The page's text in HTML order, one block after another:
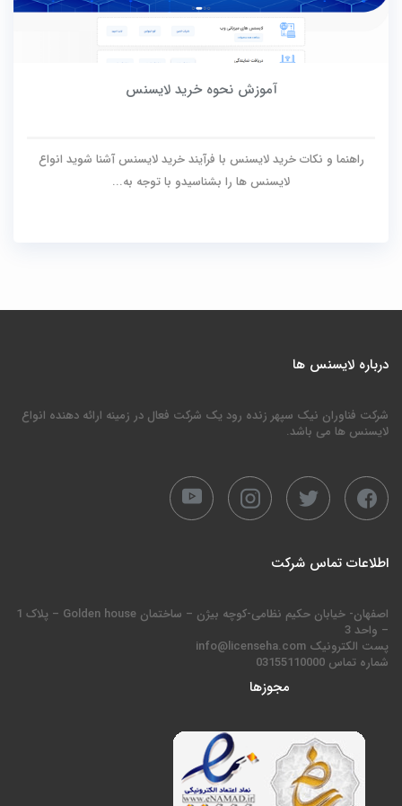
آموزش نحوه خرید لایسنس
راهنما و نکات خرید لایسنس با فرآیند خرید لایسنس آشنا شوید انواع
لایسنس ها را بشناسیدو با توجه به...
درباره لایسنس ها
شرکت فناوران نیک سپهر زنده رود یک شرکت فعال در زمینه ارائه دهنده انواع
لایسنس ها می باشد.
اطلاعات تماس شرکت
اصفهان- خیابان حکیم نظامی-کوچه بیژن – ساختمان Golden house – پلاک 1
– واحد 3
پست الکترونیک info@licenseha.com
شماره تماس 03155110000
مجوزها